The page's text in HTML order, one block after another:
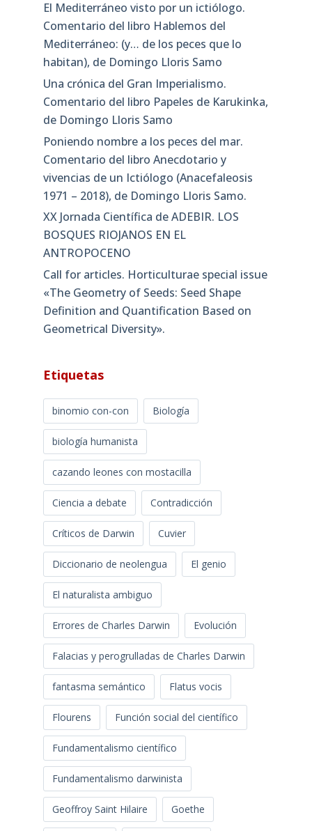
El Mediterráneo visto por un ictiólogo.
Comentario del libro Hablemos del
Mediterráneo: (y… de los peces que lo
habitan), de Domingo Lloris Samo
Una crónica del Gran Imperialismo.
Comentario del libro Papeles de Karukinka,
de Domingo Lloris Samo
Poniendo nombre a los peces del mar.
Comentario del libro Anecdotario y
vivencias de un Ictiólogo (Anacefaleosis
1971 – 2018), de Domingo Lloris Samo.
XX Jornada Científica de ADEBIR. LOS
BOSQUES RIOJANOS EN EL
ANTROPOCENO
Call for articles. Horticulturae special issue
«The Geometry of Seeds: Seed Shape
Definition and Quantification Based on
Geometrical Diversity»​.
Etiquetas
binomio con-con Biología
biología humanista
cazando leones con mostacilla
Ciencia a debate Contradicción
Críticos de Darwin Cuvier
Diccionario de neolengua El genio
El naturalista ambiguo
Errores de Charles Darwin Evolución
Falacias y perogrulladas de Charles Darwin
fantasma semántico Flatus vocis
Flourens Función social del científico
Fundamentalismo científico
Fundamentalismo darwinista
Geoffroy Saint Hilaire Goethe